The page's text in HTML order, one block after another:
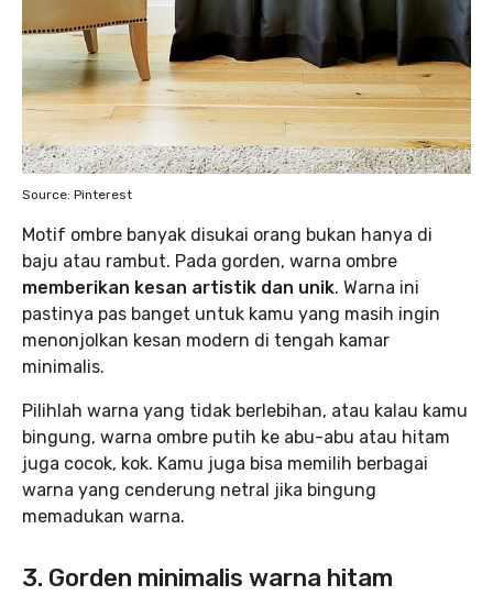
Source: Pinterest
Motif ombre banyak disukai orang bukan hanya di
baju atau rambut. Pada gorden, warna ombre
memberikan kesan artistik dan unik. Warna ini
pastinya pas banget untuk kamu yang masih ingin
menonjolkan kesan modern di tengah kamar
minimalis.
Pilihlah warna yang tidak berlebihan, atau kalau kamu
bingung, warna ombre putih ke abu-abu atau hitam
juga cocok, kok. Kamu juga bisa memilih berbagai
warna yang cenderung netral jika bingung
memadukan warna.
3. Gorden minimalis warna hitam